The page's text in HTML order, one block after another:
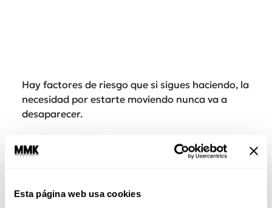
Esta página web usa cookies
Hay factores de riesgo que si sigues haciendo, la
necesidad por estarte moviendo nunca va a
desaparecer.
Tomar alcohol.
Ser adicto al café de las mañanas… de las
cinco mil pasos diarios.